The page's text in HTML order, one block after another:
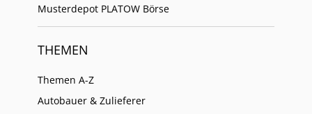
Musterdepot PLATOW Börse
THEMEN
Themen A-Z
Autobauer & Zulieferer